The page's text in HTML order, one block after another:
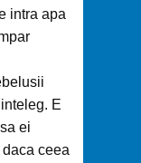
intra apa
E
ei
ceea